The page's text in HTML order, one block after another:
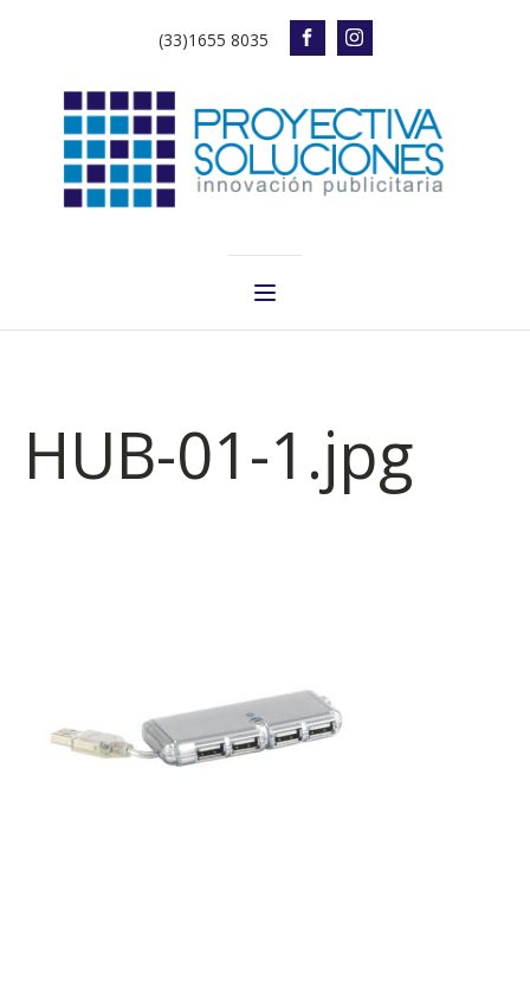
(33)1655 8035
HUB-01-1.jpg